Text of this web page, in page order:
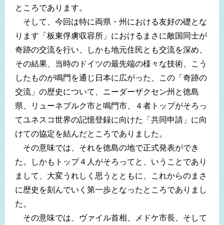
ところであります。
そして、今回は特に両県・州における友好の礎とな
ります「板東俘虜収容所」におけるまさに敵国同士が
奇跡の交流を行い、しかも地元住民とも交流を深め、
その結果、当時のドイツの最先端の様々な技術、こう
したものが鳴門を通じ日本に広がった、この「奇跡の
交流」の歴史について、ニーダーザクセン州と徳島
県、リューネブルク市と鳴門市、４者トップがそろっ
てユネスコ世界の記憶登録に向けた「共同申請」に向
けての協定を結んだところでありました。
その意味では、それを徳島の地で正式発表ができ
た。しかもトップ４人がそろってと、いうことであり
まして、大変うれしく思うとともに、これからのまさ
に歴史を刻んでいく第一歩となったところでありまし
た。
その意味では、ヴァイル首相、メドケ市長、そして